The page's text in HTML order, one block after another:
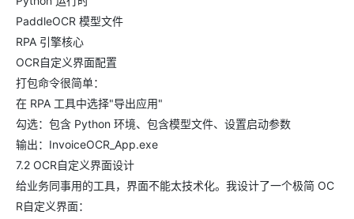
PaddleOCR 模型文件
RPA 引擎核心
OCR自定义界面配置
打包命令很简单：
在 RPA 工具中选择"导出应用"
勾选：包含 Python 环境、包含模型文件、设置启动参数
输出：InvoiceOCR_App.exe
7.2 OCR自定义界面设计
给业务同事用的工具，界面不能太技术化。我设计了一个极简 OC
R自定义界面：